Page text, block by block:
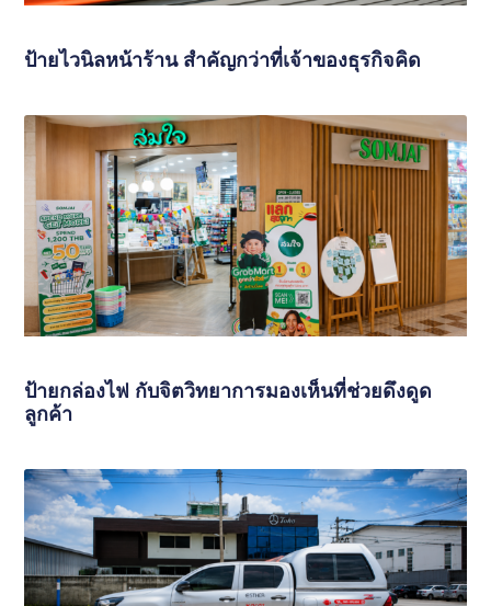
ป้ายไวนิลหน้าร้าน สำคัญกว่าที่เจ้าของธุรกิจคิด
ป้ายกล่องไฟ กับจิตวิทยาการมองเห็นที่ช่วยดึงดูด
ลูกค้า